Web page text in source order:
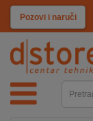
Pozovi i naruči
KATEGORIJE
TV
SAT